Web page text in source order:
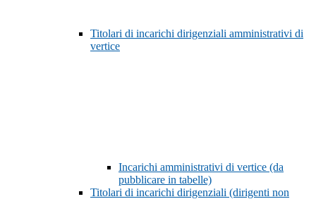
Titolari di incarichi dirigenziali amministrativi di
vertice
Incarichi amministrativi di vertice (da
pubblicare in tabelle)
Titolari di incarichi dirigenziali (dirigenti non